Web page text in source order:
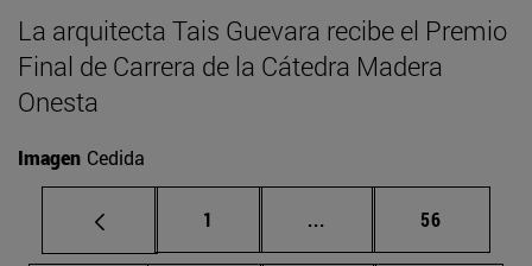
La arquitecta Tais Guevara recibe el Premio
Final de Carrera de la Cátedra Madera
Onesta
Imagen Cedida
Página
1 ... Páginas intermedias
Página
56